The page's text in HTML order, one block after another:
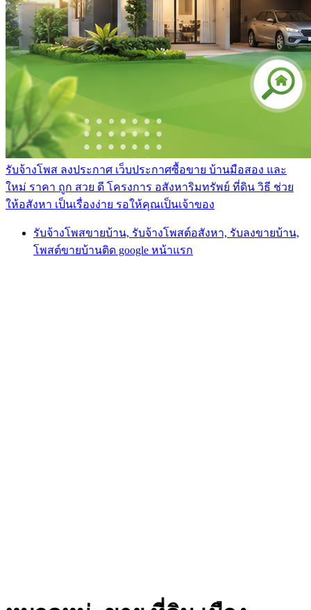
รับจ้างโพส ลงประกาศ เว็บประกาศซื้อขาย บ้านมือสอง และ
ใหม่ ราคา ถูก สวย ดี โครงการ อสังหาริมทรัพย์ ที่ดิน วิธี ช่วย
ให้อสังหา เป็นเรื่องง่าย รอให้คุณเป็นเจ้าของ
รับจ้างโพสขายบ้าน, รับจ้างโพสต์อสังหา, รับลงขายบ้าน,
โพสต์ขายบ้านติด google หน้าแรก